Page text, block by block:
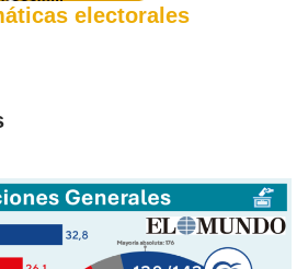
electorales